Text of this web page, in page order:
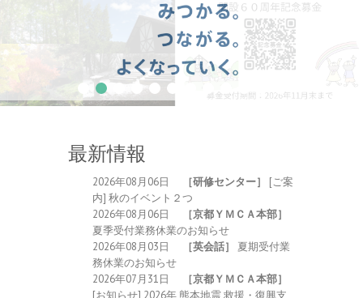
2 3 4 5 6 7 8 9
最新情報
2026年08月06日 ［研修センター］
[ご案
内] 秋のイベント２つ
2026年08月06日
［京都ＹＭＣＡ本部］
夏季受付業務休業のお知らせ
2026年08月03日
［英会話］
夏期受付業
務休業のお知らせ
2026年07月31日
［京都ＹＭＣＡ本部］
[お知らせ] 2026年 熊本地震 救援・復興支